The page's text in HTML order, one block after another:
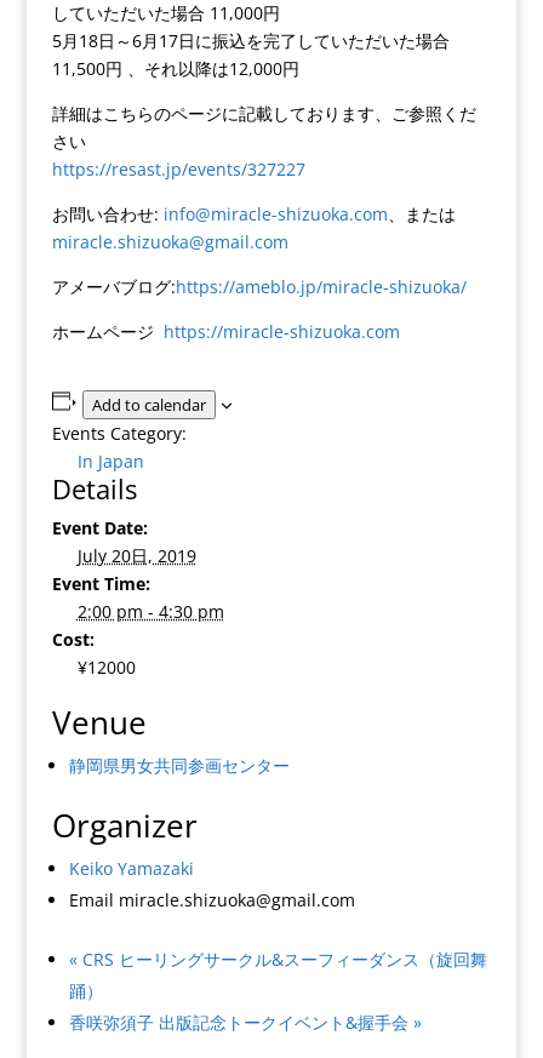
していただいた場合 11,000円
5月18日～6月17日に振込を完了していただいた場合
11,500円 、それ以降は12,000円
詳細はこちらのページに記載しております、ご参照くだ
さい
https://resast.jp/events/327227
お問い合わせ: info@miracle-shizuoka.com、または
miracle.shizuoka@gmail.com
アメーバブログ:https://ameblo.jp/miracle-shizuoka/
ホームページ https://miracle-shizuoka.com
Add to calendar
Events Category:
In Japan
Details
Event Date:
July 20日, 2019
Event Time:
2:00 pm - 4:30 pm
Cost:
¥12000
Venue
静岡県男女共同参画センター
Organizer
Keiko Yamazaki
Email miracle.shizuoka@gmail.com
«CRS ヒーリングサークル&スーフィーダンス（旋回舞
踊）
香咲弥須子 出版記念トークイベント&握手会 »